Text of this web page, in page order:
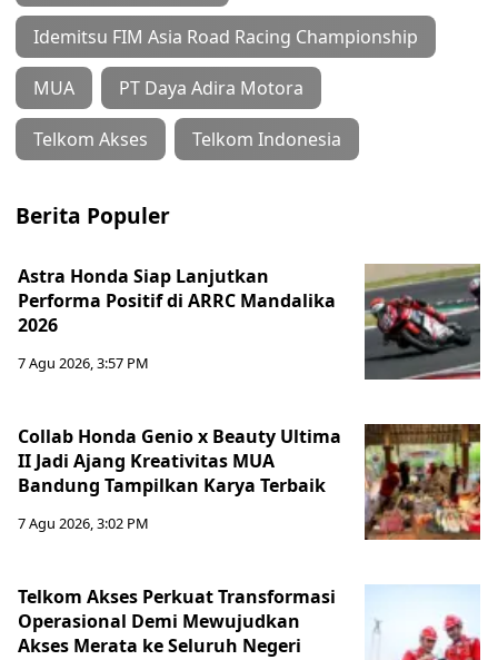
Idemitsu FIM Asia Road Racing Championship
MUA PT Daya Adira Motora
Telkom Akses Telkom Indonesia
Berita Populer
Astra Honda Siap Lanjutkan
Performa Positif di ARRC Mandalika
2026
7 Agu 2026, 3:57 PM
Collab Honda Genio x Beauty Ultima
II Jadi Ajang Kreativitas MUA
Bandung Tampilkan Karya Terbaik
7 Agu 2026, 3:02 PM
Telkom Akses Perkuat Transformasi
Operasional Demi Mewujudkan
Akses Merata ke Seluruh Negeri